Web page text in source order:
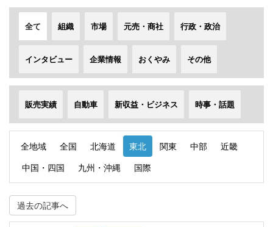
全て 組織 市場 元売・商社 行政・政治
インタビュー 企業情報 おくやみ その他
販売実績 自動車 新収益・ビジネス 時事・話題
全地域 全国 北海道 東北 関東 中部
近畿
中国・四国
九州・沖縄 国際
過去の記事へ